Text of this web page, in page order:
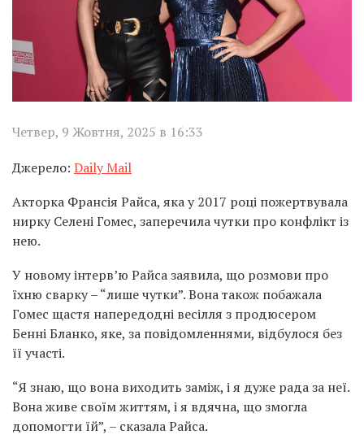
Четвер, 9 Жовтня, 2025 в 16:33
Джерело: Daily Mail
Акторка Франсія Райса, яка у 2017 році пожертвувала
нирку Селені Гомес, заперечила чутки про конфлікт із
нею.
У новому інтерв’ю Райса заявила, що розмови про
їхню сварку – “лише чутки”. Вона також побажала
Гомес щастя напередодні весілля з продюсером
Бенні Бланко, яке, за повідомленнями, відбулося без
її участі.
“Я знаю, що вона виходить заміж, і я дуже рада за неї.
Вона живе своїм життям, і я вдячна, що змогла
допомогти їй”, – сказала Райса.